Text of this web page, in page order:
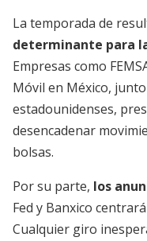
La temporada de
determinante para
Empresas como
Móvil en México,
estadounidenses,
desencadenar
bolsas.
Por su parte, los
Fed y Banxico
Cualquier giro